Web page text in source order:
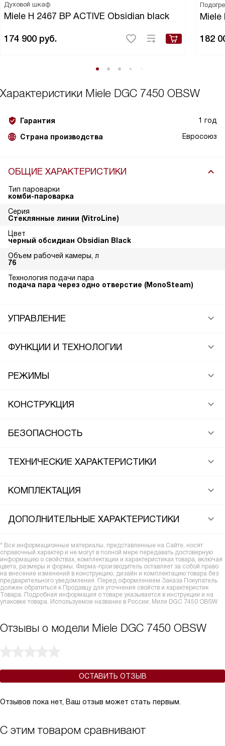
Духовой шкаф
Miele H 2467 BP ACTIVE Obsidian black
174 900 руб.
Miele
182
Характеристики Miele DGC 7450 OBSW
Гарантия 1 год
Страна производства Евросоюз
ОБЩИЕ ХАРАКТЕРИСТИКИ
Тип пароварки
комби-пароварка
Серия
Стеклянные линии (VitroLine)
Цвет
черный обсидиан Obsidian Black
Объем рабочей камеры, л
76
Технология подачи пара
подача пара через одно отверстие (MonoSteam)
УПРАВЛЕНИЕ
ФУНКЦИИ И ТЕХНОЛОГИИ
РЕЖИМЫ
КОНСТРУКЦИЯ
БЕЗОПАСНОСТЬ
ТЕХНИЧЕСКИЕ ХАРАКТЕРИСТИКИ
КОМПЛЕКТАЦИЯ
ДОПОЛНИТЕЛЬНЫЕ ХАРАКТЕРИСТИКИ
* Все информационные материалы, представленные на Сайте, носят
справочный характер и не могут в полной мере передавать достоверную
информацию о свойствах, комплектации и характеристиках товара, включая
цвета, размеры и формы. Фирма-производитель оставляет за собой право
на внесение изменений в конструкцию, дизайн и комплектацию товара без
предварительного уведомления. Перед оформлением Заказа Покупатель
должен обратиться к Продавцу для уточнения свойств и характеристик
Товара. Подробная информация о товаре указывается в инструкции и на
упаковке товара. Используемое название в России: Миле DGC 7450 OBSW
Отзывы о модели Miele DGC 7450 OBSW
ОСТАВИТЬ ОТЗЫВ
Отзывов пока нет, Ваш отзыв может стать первым.
С этим товаром сравнивают